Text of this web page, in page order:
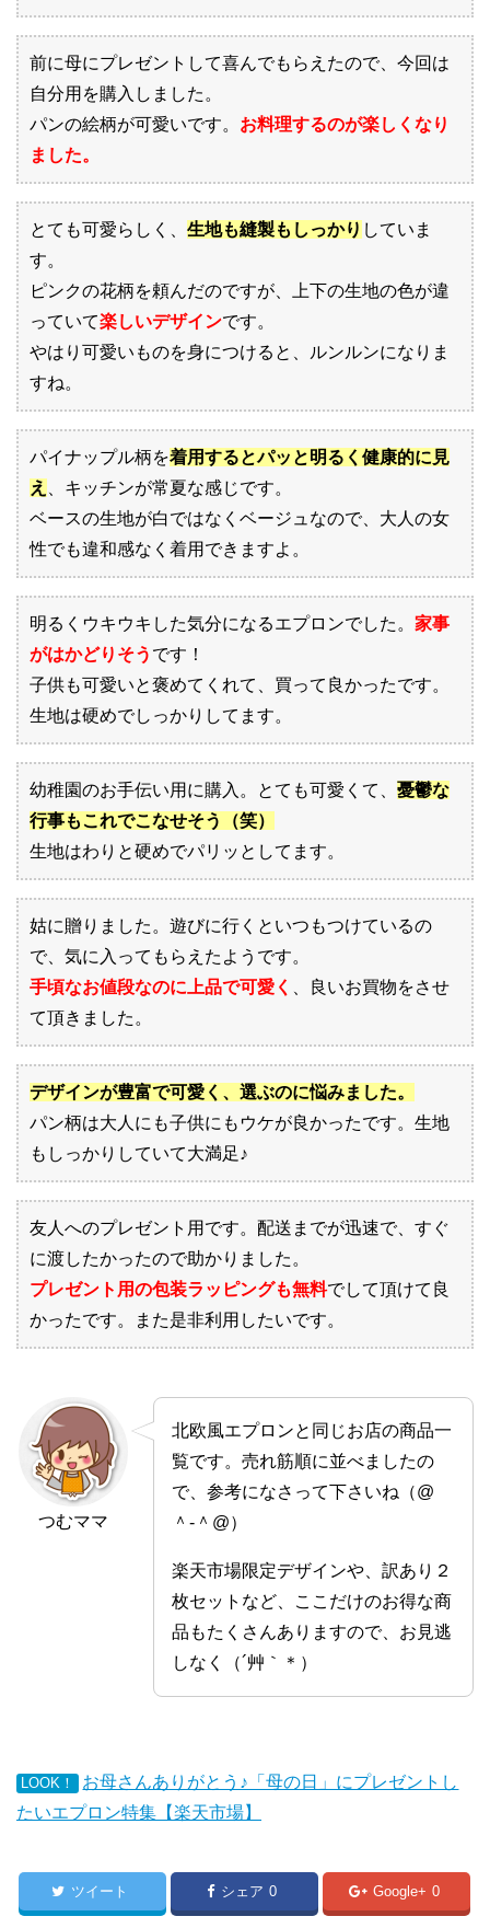
前に母にプレゼントして喜んでもらえたので、今回は
自分用を購入しました。
パンの絵柄が可愛いです。 お料理するのが楽しくなり
ました。
とても可愛らしく、 生地も縫製もしっかり していま
す。
ピンクの花柄を頼んだのですが、上下の生地の色が違
っていて楽しいデザインです。
やはり可愛いものを身につけると、ルンルンになりま
すね。
パイナップル柄を着用するとパッと明るく健康的に見
え 、キッチンが常夏な感じです。
ベースの生地が白ではなくベージュなので、大人の女
性でも違和感なく着用できますよ。
明るくウキウキした気分になるエプロンでした。 家事
がはかどりそう です！
子供も可愛いと褒めてくれて、買って良かったです。
生地は硬めでしっかりしてます。
幼稚園のお手伝い用に購入。とても可愛くて、 憂鬱な
行事もこれでこなせそう（笑）
生地はわりと硬めでパリッとしてます。
姑に贈りました。遊びに行くといつもつけているの
で、気に入ってもらえたようです。
手頃なお値段なのに上品で可愛く 、良いお買物をさせ
て頂きました。
デザインが豊富で可愛く、選ぶのに悩みました。
パン柄は大人にも子供にもウケが良かったです。生地
もしっかりしていて大満足♪
友人へのプレゼント用です。配送までが迅速で、すぐ
に渡したかったので助かりました。
プレゼント用の包装ラッピングも無料でして頂けて良
かったです。また是非利用したいです。
つむママ
北欧風エプロンと同じお店の商品一
覧です。売れ筋順に並べましたの
で、参考になさって下さいね（@
＾-＾@）
楽天市場限定デザインや、訳あり２
枚セットなど、ここだけのお得な商
品もたくさんありますので、お見逃
しなく（´艸｀＊）
LOOK！
お母さんありがとう♪「母の日」にプレゼントし
たいエプロン特集【楽天市場】
ツイート シェア 0 Google+ 0